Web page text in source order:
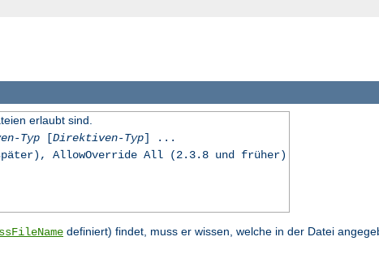
erlaubt sind.
Typ[Direktiven-Typ] ...
AllowOverride All (2.3.8 und früher)
definiert) findet, muss er wissen, welche in der Datei